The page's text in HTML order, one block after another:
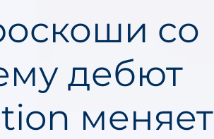
со
дебют
меняет